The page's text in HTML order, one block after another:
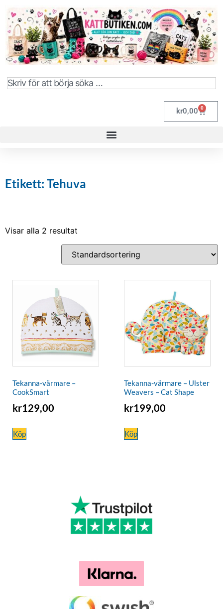
kr0,00 0
Etikett: Tehuva
Visar alla 2 resultat
Tekanna-värmare –
CookSmart
kr129,00
Köp
Tekanna-värmare – Ulster
Weavers – Cat Shape
kr199,00
Köp